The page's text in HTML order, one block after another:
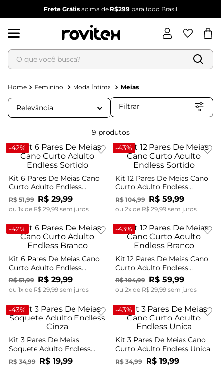
Frete Grátis acima de R$299 para todo Brasil
O que você busca?
Feminino Moda Íntima Meias
Relevância Filtrar
9 produtos
-42%
Kit 6 Pares De Meias Cano
Curto Adulto Endless
Sortido
R$ 51,99 R$ 29,99
ou 1x de R$ 29, 99sem juros
-43%
Kit 12 Pares De Meias Cano
Curto Adulto Endless
Sortido
R$ 104,99 R$ 59,99
ou 2x de R$ 29, 99sem juros
-42%
Kit 6 Pares De Meias Cano
Curto Adulto Endless
Branco
R$ 51,99 R$ 29,99
ou 1x de R$ 29,99sem juros
-43%
Kit 12 Pares De Meias Cano
Curto Adulto Endless
Branco
R$ 104,99 R$ 59,99
ou 2x de R$ 29,99sem juros
-43%
Kit 3 Pares De Meias
Soquete Adulto Endless
Cinza
R$ 34,99 R$ 19,99
-43%
Kit 3 Pares De Meias Cano
Curto Adulto Endless Unica
R$ 34,99 R$ 19,99
Termos mais buscados
1º
blusa feminina
2
3º
vestido feminino
5º
calça feminina
conjunto feminino